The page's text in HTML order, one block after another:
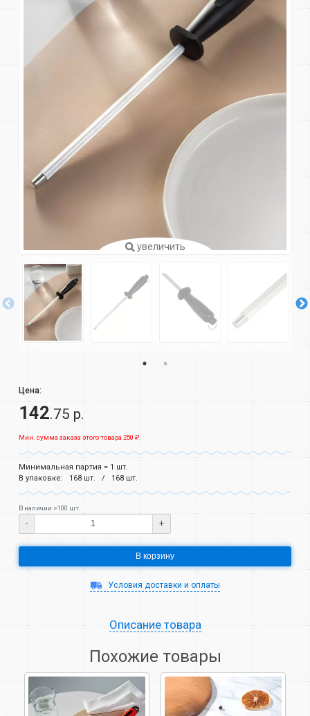
увеличить
Цена:
142.75 р.
Мин. сумма заказа этого товара 250 ₽.
Минимальная партия = 1 шт.
В упаковке:
168 шт. 168 шт.
В наличии >100 шт.
- +
В корзину
Условия доставки и оплаты
Описание товара
Похожие товары